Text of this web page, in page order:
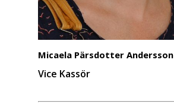
Micaela Pärsdotter Andersson
Vice Kassör